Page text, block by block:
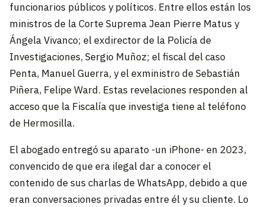
funcionarios públicos y políticos. Entre ellos están los
ministros de la Corte Suprema Jean Pierre Matus y
Ángela Vivanco; el exdirector de la Policía de
Investigaciones, Sergio Muñoz; el fiscal del caso
Penta, Manuel Guerra, y el exministro de Sebastián
Piñera, Felipe Ward. Estas revelaciones responden al
acceso que la Fiscalía que investiga tiene al teléfono
de Hermosilla.
El abogado entregó su aparato -un iPhone- en 2023,
convencido de que era ilegal dar a conocer el
contenido de sus charlas de WhatsApp, debido a que
eran conversaciones privadas entre él y su cliente. Lo